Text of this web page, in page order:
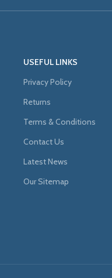
USEFUL LINKS
Privacy Policy
Returns
Terms & Conditions
Contact Us
Latest News
Our Sitemap